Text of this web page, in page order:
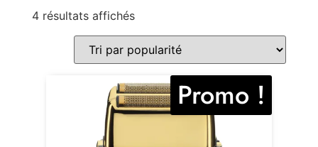
4 résultats affichés
Promo !